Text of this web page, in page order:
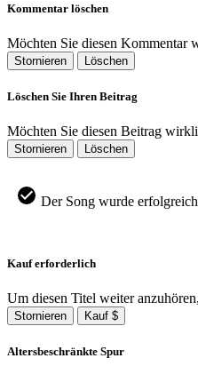
Kommentar löschen
Möchten Sie diesen Kommentar
Stornieren Löschen
Löschen Sie Ihren Beitrag
Möchten Sie diesen Beitrag
Stornieren Löschen
Der Song wurde
Kauf erforderlich
Um diesen Titel weiter
Stornieren Kauf $
Altersbeschränkte Spur